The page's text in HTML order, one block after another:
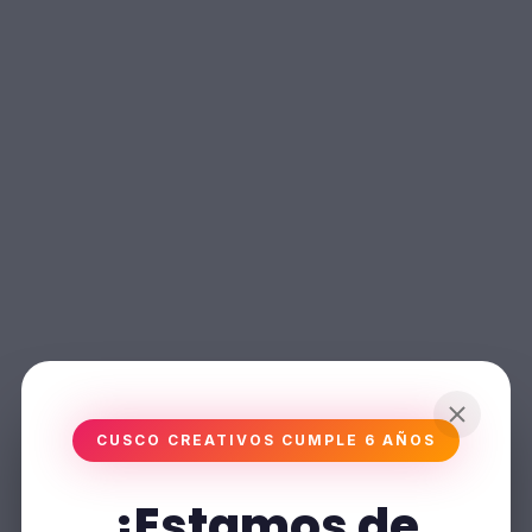
CUSCO CREATIVOS CUMPLE 6 AÑOS